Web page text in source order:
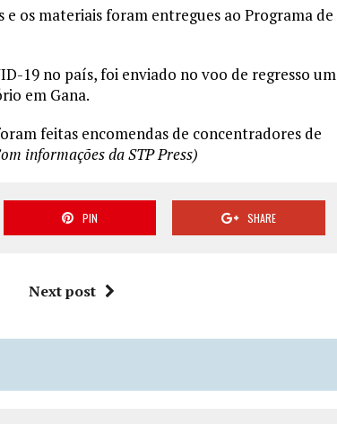
os materiais foram entregues ao Programa de
19 no país, foi enviado no voo de regresso um
em Gana.
feitas encomendas de concentradores de
informações da STP Press)
PIN SHARE
Next post